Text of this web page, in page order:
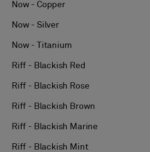
Now - Copper
Now - Silver
Now - Titanium
Riff - Blackish Red
Riff - Blackish Rose
Riff - Blackish Brown
Riff - Blackish Marine
Riff - Blackish Mint